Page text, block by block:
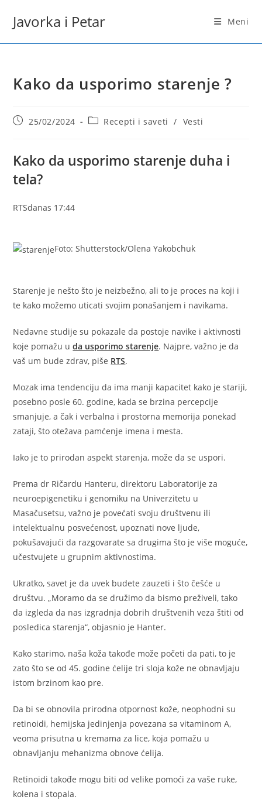
Javorka i Petar Meni
Kako da usporimo starenje ?
Post25/02/2024
PostRecepti i saveti / Vesti
Kako da usporimo starenje duha i
tela?
RTSdanas 17:44
Foto: Shutterstock/Olena Yakobchuk
Starenje je nešto što je neizbežno, ali to je proces na koji i
te kako možemo uticati svojim ponašanjem i navikama.
Nedavne studije su pokazale da postoje navike i aktivnosti
koje pomažu uda usporimo starenje. Najpre, važno je da
vaš um bude zdrav, piše RTS.
Mozak ima tendenciju da ima manji kapacitet kako je stariji,
posebno posle 60. godine, kada se brzina percepcije
smanjuje, a čak i verbalna i prostorna memorija ponekad
zataji, što otežava pamćenje imena i mesta.
Iako je to prirodan aspekt starenja, može da se uspori.
Prema dr Ričardu Hanteru, direktoru Laboratorije za
neuroepigenetiku i genomiku na Univerzitetu u
Masačusetsu, važno je povećati svoju društvenu ili
intelektualnu posvećenost, upoznati nove ljude,
pokušavajući da razgovarate sa drugima što je više moguće,
učestvujete u grupnim aktivnostima.
Ukratko, savet je da uvek budete zauzeti i što češće u
društvu. „Moramo da se družimo da bismo preživeli, tako
da izgleda da nas izgradnja dobrih društvenih veza štiti od
posledica starenja“, objasnio je Hanter.
Kako starimo, naša koža takođe može početi da pati, to je
zato što se od 45. godine ćelije tri sloja kože ne obnavljaju
istom brzinom kao pre.
Da bi se obnovila prirodna otpornost kože, neophodni su
retinoidi, hemijska jedinjenja povezana sa vitaminom A,
veoma prisutna u kremama za lice, koja pomažu u
obnavljanju mehanizma obnove ćelija.
Retinoidi takođe mogu biti od velike pomoći za vaše ruke,
kolena i stopala.